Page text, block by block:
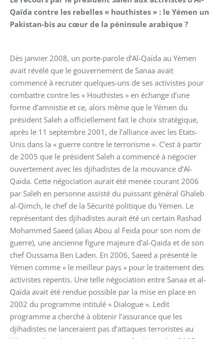
Qaïda contre les rebelles « houthistes » : le Yémen un
Pakistan-bis au cœur de la péninsule arabique ?
Dès janvier 2008, un porte-parole d’Al-Qaïda au Yémen
avait révélé que le gouvernement de Sanaa avait
commencé à recruter quelques-uns de ses activistes pour
combattre contre les « Houthistes » en échange d’une
forme d’amnistie et ce, alors même que le Yémen du
président Saleh a officiellement fait le choix stratégique,
après le 11 septembre 2001, de l’alliance avec les Etats-
Unis dans la « guerre contre le terrorisme ». C’est à partir
de 2005 que le président Saleh a commencé à négocier
ouvertement avec les djihadistes de la mouvance d’Al-
Qaïda. Cette négociation aurait été menée courant 2006
par Saleh en personne assisté du puissant général Ghaleb
al-Qimch, le chef de la Sécurité politique du Yémen. Le
représentant des djihadistes aurait été un certain Rashad
Mohammed Saeed (alias Abou al Feida pour son nom de
guerre), une ancienne figure majeure d’al-Qaida et de son
chef Oussama Ben Laden. En 2006, Saeed a présenté le
Yémen comme « le meilleur pays » pour le traitement des
activistes repentis. Une telle négociation entre Sanaa et al-
Qaïda avait été rendue possible par la mise en place en
2002 du programme intitulé « Dialogue ». Ledit
programme a cherché à obtenir l’assurance que les
djihadistes ne lanceraient pas d’attaques terroristes au